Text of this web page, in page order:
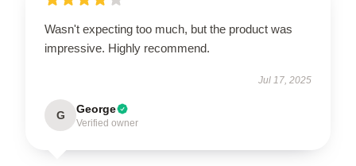
Wasn't expecting too much, but the product was
impressive. Highly recommend.
Jul 17, 2025
G George
Verified owner